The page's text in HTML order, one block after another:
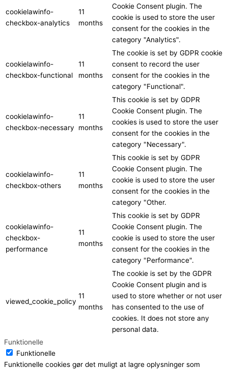
cookielawinfo-
checkbox-analytics
11
months
Cookie Consent plugin. The
cookie is used to store the user
consent for the cookies in the
category "Analytics".
cookielawinfo-
checkbox-functional
11
months
The cookie is set by GDPR cookie
consent to record the user
consent for the cookies in the
category "Functional".
cookielawinfo-
checkbox-necessary
11
months
This cookie is set by GDPR
Cookie Consent plugin. The
cookies is used to store the user
consent for the cookies in the
category "Necessary".
cookielawinfo-
checkbox-others
11
months
This cookie is set by GDPR
Cookie Consent plugin. The
cookie is used to store the user
consent for the cookies in the
category "Other.
cookielawinfo-
checkbox-
performance
11
months
This cookie is set by GDPR
Cookie Consent plugin. The
cookie is used to store the user
consent for the cookies in the
category "Performance".
viewed_cookie_policy
11
months
The cookie is set by the GDPR
Cookie Consent plugin and is
used to store whether or not user
has consented to the use of
cookies. It does not store any
personal data.
Funktionelle
Funktionelle
Funktionelle cookies gør det muligt at lagre oplysninger som